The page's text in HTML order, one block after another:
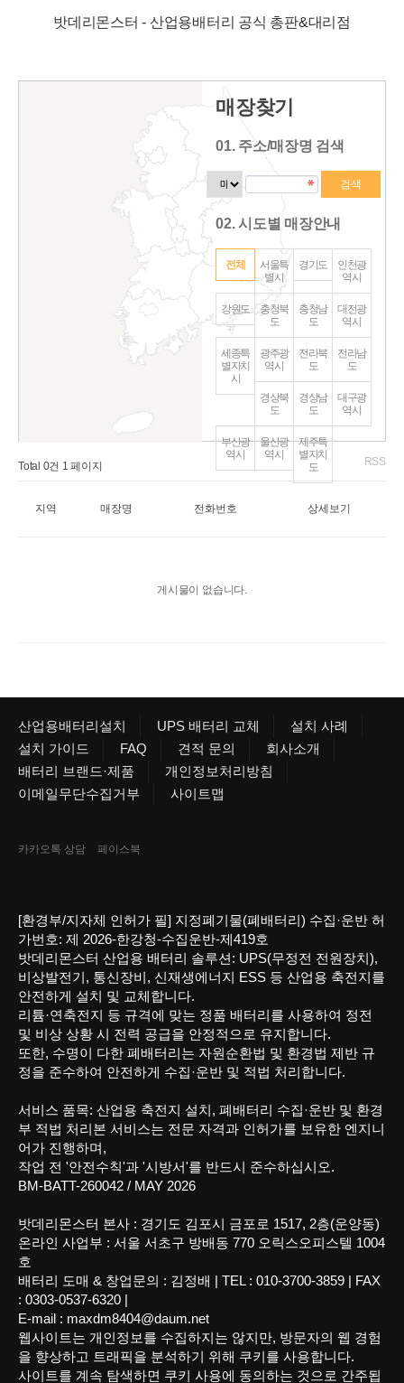
밧데리몬스터 - 산업용배터리 공식 총판&대리점
매장찾기
01. 주소/매장명 검색
02. 시도별 매장안내
전체
서울특
별시
경기도
인천광
역시
강원도
충청북
도
충청남
도
대전광
역시
세종특
별자치
시
광주광
역시
전라북
도
전라남
도
경상북
도
경상남
도
대구광
역시
부산광
역시
울산광
역시
제주특
별자치
도
Total 0건 1 페이지 RSS
지역 매장명 전화번호 상세보기
게시물이 없습니다.
산업용배터리설치 UPS 배터리 교체
설치 사례
설치 가이드
FAQ 견적 문의
회사소개
배터리 브랜드·제품
개인정보처리방침
이메일무단수집거부
사이트맵
카카오톡 상담 페이스북
[환경부/지자체 인허가 필] 지정폐기물(폐배터리) 수집·운반 허
가번호: 제 2026-한강청-수집운반-제419호
밧데리몬스터 산업용 배터리 솔루션: UPS(무정전 전원장치),
비상발전기, 통신장비, 신재생에너지 ESS 등 산업용 축전지를
안전하게 설치 및 교체합니다.
리튬·연축전지 등 규격에 맞는 정품 배터리를 사용하여 정전
및 비상 상황 시 전력 공급을 안정적으로 유지합니다.
또한, 수명이 다한 폐배터리는 자원순환법 및 환경법 제반 규
정을 준수하여 안전하게 수집·운반 및 적법 처리합니다.
서비스 품목: 산업용 축전지 설치, 폐배터리 수집·운반 및 환경
부 적법 처리본 서비스는 전문 자격과 인허가를 보유한 엔지니
어가 진행하며,
작업 전 '안전수칙'과 '시방서'를 반드시 준수하십시오.
BM-BATT-260042 / MAY 2026
밧데리몬스터 본사 : 경기도 김포시 금포로 1517, 2층(운양동)
온라인 사업부 : 서울 서초구 방배동 770 오릭스오피스텔 1004
호
배터리 도매 & 창업문의 : 김정배 | TEL : 010-3700-3859 | FAX
: 0303-0537-6320 |
E-mail : maxdm8404@daum.net
웹사이트는 개인정보를 수집하지는 않지만, 방문자의 웹 경험
을 향상하고 트래픽을 분석하기 위해 쿠키를 사용합니다.
사이트를 계속 탐색하면 쿠키 사용에 동의하는 것으로 간주됩